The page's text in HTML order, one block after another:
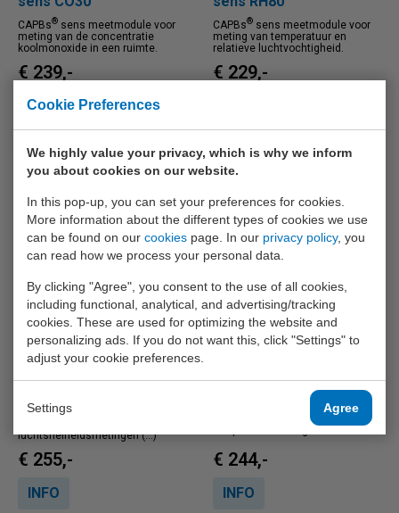
Cookie Preferences
We highly value your privacy, which is why we inform
you about cookies on our website.
In this pop-up, you can set your preferences for cookies.
More information about the different types of cookies we use
can be found on our cookies page. In our privacy policy, you
can read how we process your personal data.
By clicking "Agree", you consent to the use of all cookies,
including functional, analytical, and advertising/tracking
cookies. These are used for optimizing the website and
personalizing ads. If you do not want this, click "Settings" to
adjust your cookie preferences.
Settings Agree
CAPBs® sens meetmodule voor
meting van de concentratie
koolmonoxide in een ruimte.
€ 239,-
INFO
CAPBs® sens meetmodule voor
meting van temperatuur en
relatieve luchtvochtigheid.
€ 229,-
BLAUWE LIJN CAPBs
sens FP10
CAPBs sens meetmodule voor
en temperatuurmeting. Met de
optionele meetsonde kunnen
luchtsnelheidsmetingen (...)
€ 255,-
INFO
BLAUWE LIJN
Met deze meetsonde kunt u met
nauwkeurige luchtsnelheids- en
€ 244,-
INFO